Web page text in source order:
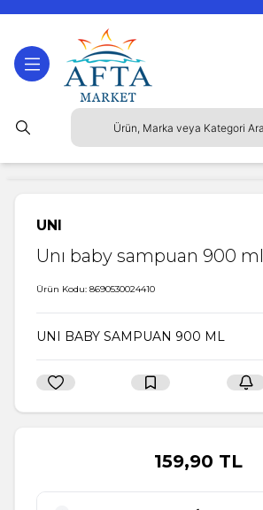
UNI
Unı baby sampuan 900 ml
Ürün Kodu: 8690530024410
UNI BABY SAMPUAN 900 ML
159,90 TL